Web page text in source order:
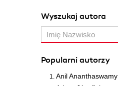
Wyszukaj autora
Popularni autorzy
Anil Ananthaswamy